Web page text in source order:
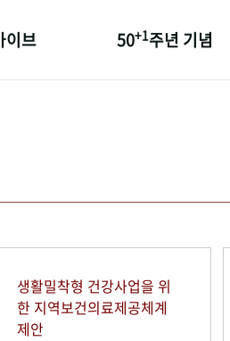
이브 50+1주년 기념
생활밀착형 건강사업을 위
한 지역보건의료제공체계
제안